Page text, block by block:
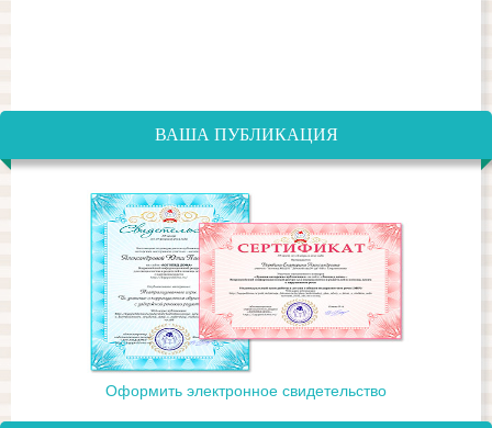
ВАША ПУБЛИКАЦИЯ
Оформить электронное свидетельство